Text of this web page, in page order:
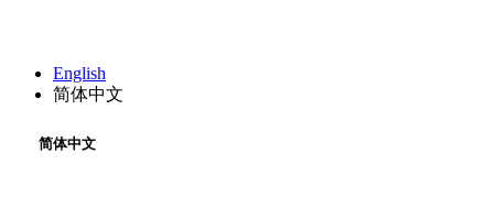
English
简体中文
简体中文